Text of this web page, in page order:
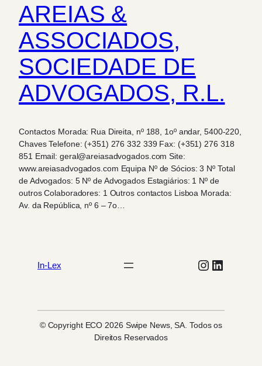
AREIAS &
ASSOCIADOS,
SOCIEDADE DE
ADVOGADOS, R.L.
Contactos Morada: Rua Direita, nº 188, 1oº andar, 5400-220,
Chaves Telefone: (+351) 276 332 339 Fax: (+351) 276 318
851 Email: geral@areiasadvogados.com Site:
www.areiasadvogados.com Equipa Nº de Sócios: 3 Nº Total
de Advogados: 5 Nº de Advogados Estagiários: 1 Nº de
outros Colaboradores: 1 Outros contactos Lisboa Morada:
Av. da República, nº 6 – 7o…
In-Lex Instagram
LinkedIn
© Copyright ECO 2026 Swipe News, SA. Todos os
Direitos Reservados